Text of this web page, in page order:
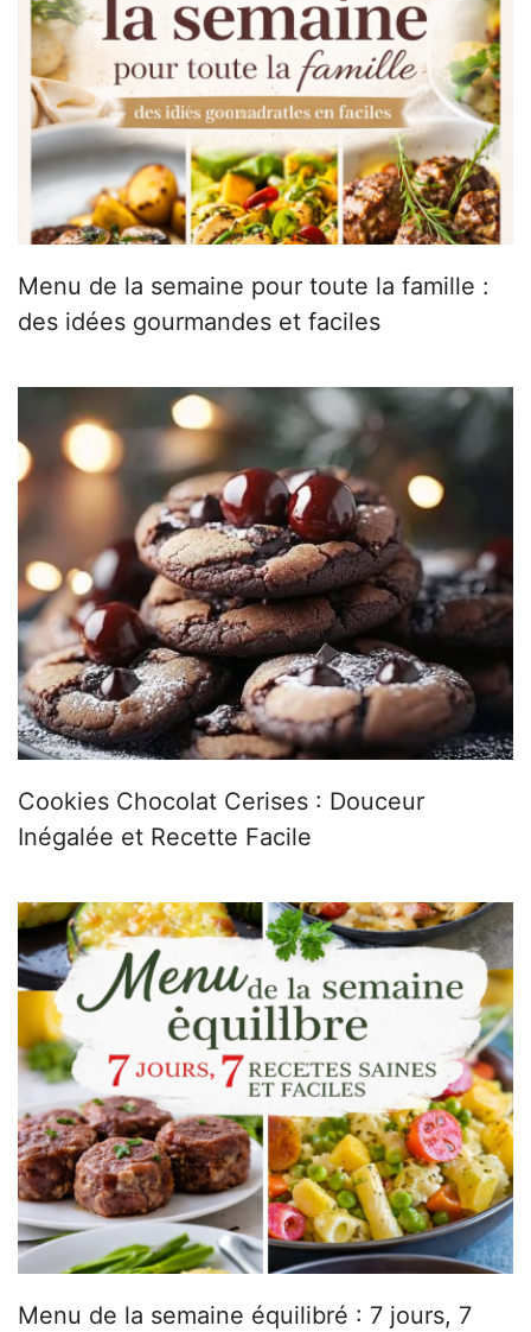
Menu de la semaine pour toute la famille :
des idées gourmandes et faciles
Cookies Chocolat Cerises : Douceur
Inégalée et Recette Facile
Menu de la semaine équilibré : 7 jours, 7